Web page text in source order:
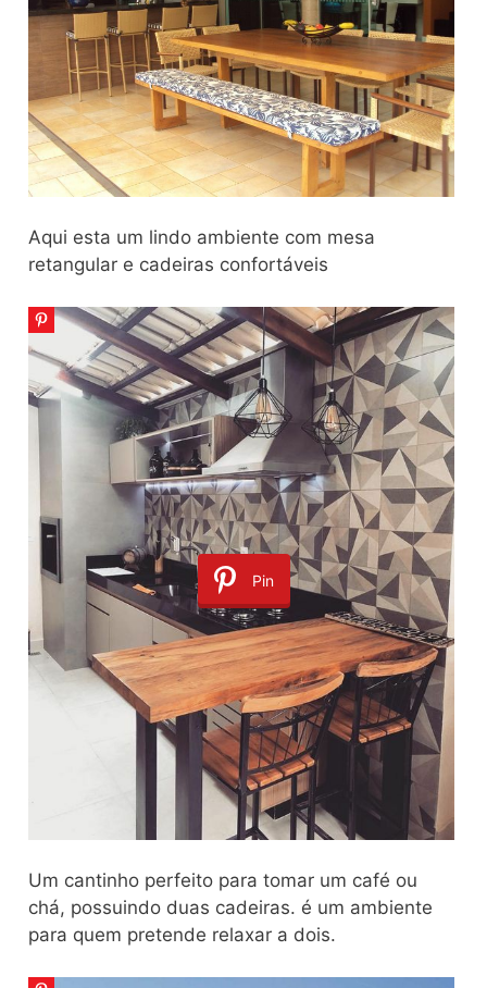
Aqui esta um lindo ambiente com mesa
retangular e cadeiras confortáveis
Pin
Um cantinho perfeito para tomar um café ou
chá, possuindo duas cadeiras. é um ambiente
para quem pretende relaxar a dois.